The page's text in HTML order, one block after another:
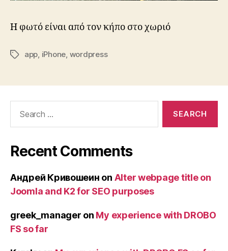
Η φωτό είναι από τον κήπο στο χωριό
Tagsapp iPhone wordpress
Recent Comments
Андрей Кривошеин on Alter webpage title on
Joomla and K2 for SEO purposes
greek_manager on My experience with DROBO
FS so far